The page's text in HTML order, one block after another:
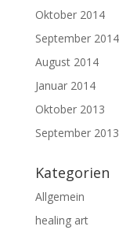
Oktober 2014
September 2014
August 2014
Januar 2014
Oktober 2013
September 2013
Kategorien
Allgemein
healing art